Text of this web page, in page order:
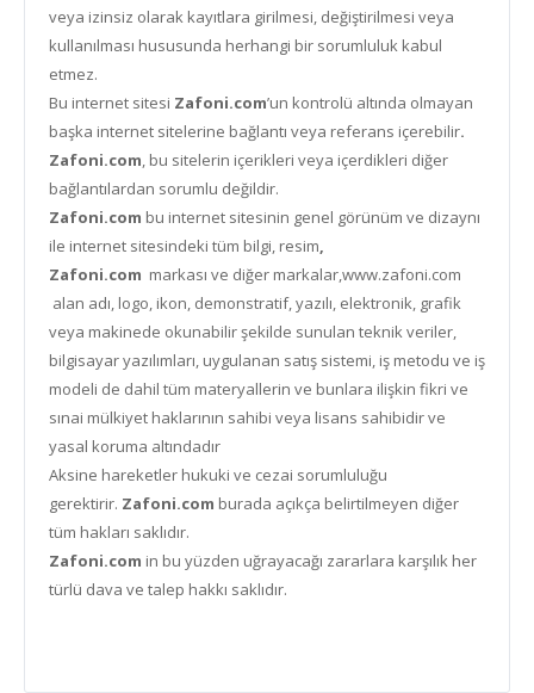
veya izinsiz olarak kayıtlara girilmesi, değiştirilmesi veya
kullanılması hususunda herhangi bir sorumluluk kabul
etmez.
Bu internet sitesi Zafoni.com’un kontrolü altında olmayan
başka internet sitelerine bağlantı veya referans içerebilir.
Zafoni.com, bu sitelerin içerikleri veya içerdikleri diğer
bağlantılardan sorumlu değildir.
Zafoni.com bu internet sitesinin genel görünüm ve dizaynı
ile internet sitesindeki tüm bilgi, resim,
Zafoni.com markası ve diğer markalar,www.zafoni.com
alan adı, logo, ikon, demonstratif, yazılı, elektronik, grafik
veya makinede okunabilir şekilde sunulan teknik veriler,
bilgisayar yazılımları, uygulanan satış sistemi, iş metodu ve iş
modeli de dahil tüm materyallerin ve bunlara ilişkin fikri ve
sınai mülkiyet haklarının sahibi veya lisans sahibidir ve
yasal koruma altındadır
Aksine hareketler hukuki ve cezai sorumluluğu
gerektirir. Zafoni.com burada açıkça belirtilmeyen diğer
tüm hakları saklıdır.
Zafoni.com in bu yüzden uğrayacağı zararlara karşılık her
türlü dava ve talep hakkı saklıdır.